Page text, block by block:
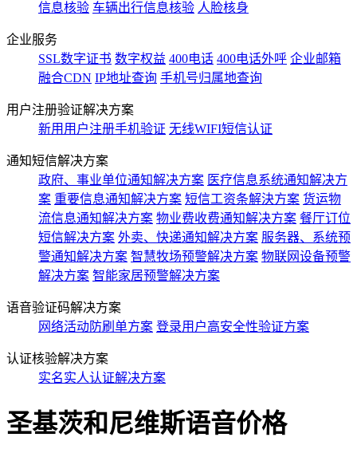
信息核验 车辆出行信息核验 人脸核身
企业服务
SSL数字证书 数字权益 400电话 400电话外呼 企业邮箱
融合CDN IP地址查询 手机号归属地查询
用户注册验证解决方案
新用用户注册手机验证 无线WIFI短信认证
通知短信解决方案
政府、事业单位通知解决方案 医疗信息系统通知解决方
案 重要信息通知解决方案 短信工资条解決方案 货运物
流信息通知解决方案 物业费收费通知解决方案 餐厅订位
短信解决方案 外卖、快递通知解决方案 服务器、系统预
警通知解决方案 智慧牧场预警解决方案 物联网设备预警
解决方案 智能家居预警解决方案
语音验证码解决方案
网络活动防刷单方案 登录用户高安全性验证方案
认证核验解决方案
实名实人认证解决方案
圣基茨和尼维斯语音价格